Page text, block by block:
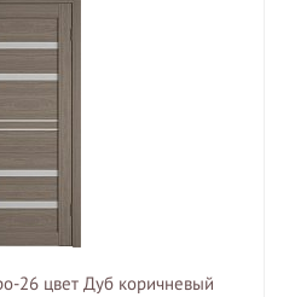
26 цвет Дуб коричневый